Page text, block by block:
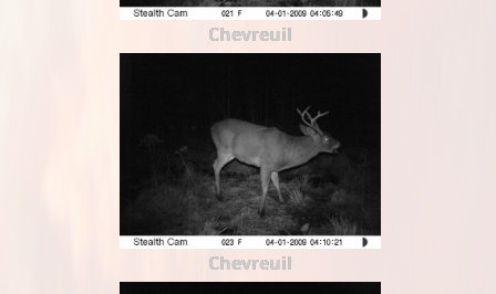
Chevreuil
Chevreuil